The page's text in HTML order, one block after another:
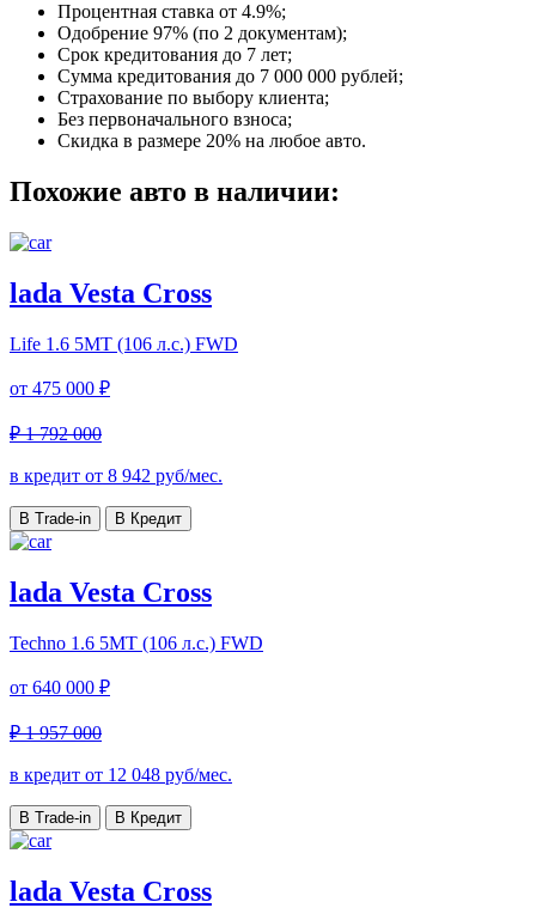
Процентная ставка от 4.9%;
Одобрение 97% (по 2 документам);
Срок кредитования до 7 лет;
Сумма кредитования до 7 000 000 рублей;
Страхование по выбору клиента;
Без первоначального взноса;
Скидка в размере 20% на любое авто.
Похожие авто в наличии:
lada Vesta Cross
Life 1.6 5MT (106 л.с.) FWD
от 475 000 ₽
₽ 1 792 000
в кредит от 8 942 руб/мес.
В Trade-in В Кредит
lada Vesta Cross
Techno 1.6 5MT (106 л.с.) FWD
от 640 000 ₽
₽ 1 957 000
в кредит от 12 048 руб/мес.
В Trade-in В Кредит
lada Vesta Cross